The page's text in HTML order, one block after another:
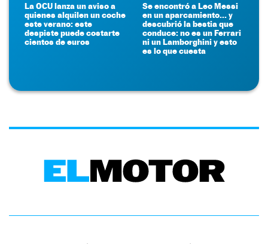
La OCU lanza un aviso a
quienes alquilen un coche
este verano: este
despiste puede costarte
cientos de euros
Se encontró a Leo Messi
en un aparcamiento... y
descubrió la bestia que
conduce: no es un Ferrari
ni un Lamborghini y esto
es lo que cuesta